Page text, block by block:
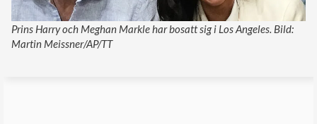
Prins Harry och Meghan Markle har bosatt sig i Los Angeles. Bild:
Martin Meissner/AP/TT